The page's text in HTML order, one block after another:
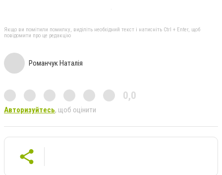
Якщо ви помітили помилку, виділіть необхідний текст і натисніть Ctrl + Enter, щоб
повідомити про це редакцію
Романчук Наталія
0,0
Авторизуйтесь, щоб оцінити